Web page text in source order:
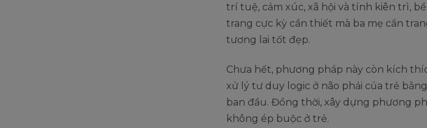
trí tuệ, cảm xúc, xã hội và tính kiên trì,
trang cực kỳ cần thiết mà ba mẹ cần
tương lai tốt đẹp.
Chưa hết, phương pháp này còn kích
xử lý tư duy logic ở não phải của trẻ
ban đầu. Đồng thời, xây dựng phương
không ép buộc ở trẻ.